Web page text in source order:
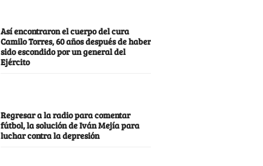
Así encontraron el cuerpo del cura
Camilo Torres, 60 años después de haber
sido escondido por un general del
Ejército
Regresar a la radio para comentar
fútbol, la solución de Iván Mejía para
luchar contra la depresión